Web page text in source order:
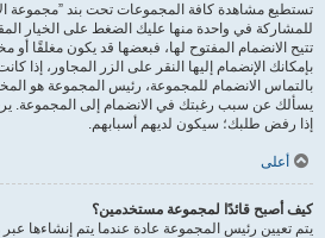
تستطيع مشاهدة كافة المجموعات تحت بند ”مجموعة
للمشاركة في واحدة منها عليك الضغط على الخيار
تتيح الانضمام المفتوح لها، فبعضها قد يكون مغلقًا أو
بإمكانك الإنضمام إليها النقر على الزر المجاور، إذا
بالتماس الانضمام للمجموعة، رئيس المجموعة هو
يسألك عن سبب رغبتك في الانضمام إلى المجموعة.
إذا رفض طلبك؛ سيكون لديهم أسبابهم.
أعلى
كيف أصبح قائدًا لمجموعة مستخدمين؟
يتم تعيين رئيس المجموعة عادة عندما يتم إنشاءها